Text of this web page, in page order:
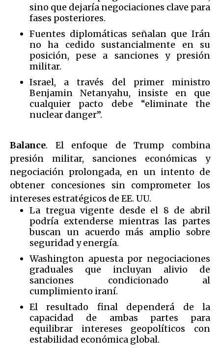
sino que dejaría negociaciones clave para
fases posteriores.
Fuentes diplomáticas señalan que Irán
no ha cedido sustancialmente en su
posición, pese a sanciones y presión
militar.
Israel, a través del primer ministro
Benjamin Netanyahu, insiste en que
cualquier pacto debe “eliminate the
nuclear danger”.
Balance. El enfoque de Trump combina
presión militar, sanciones económicas y
negociación prolongada, en un intento de
obtener concesiones sin comprometer los
intereses estratégicos de EE. UU.
La tregua vigente desde el 8 de abril
podría extenderse mientras las partes
buscan un acuerdo más amplio sobre
seguridad y energía.
Washington apuesta por negociaciones
graduales que incluyan alivio de
sanciones condicionado al
cumplimiento iraní.
El resultado final dependerá de la
capacidad de ambas partes para
equilibrar intereses geopolíticos con
estabilidad económica global.